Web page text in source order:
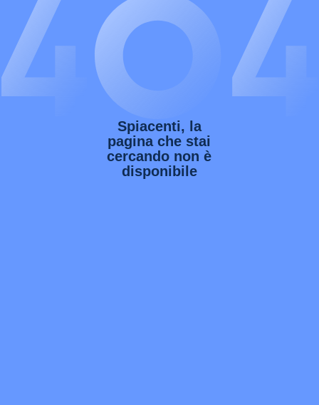
Spiacenti, la
pagina che stai
cercando non è
disponibile